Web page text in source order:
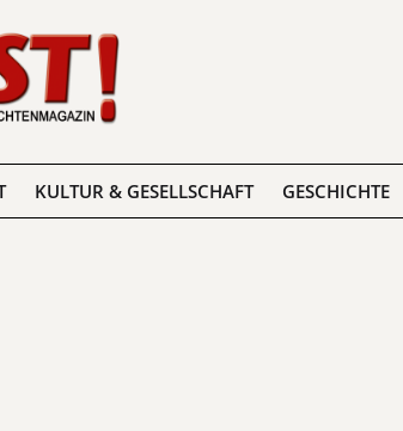
KULTUR & GESELLSCHAFT GESCHICHTE